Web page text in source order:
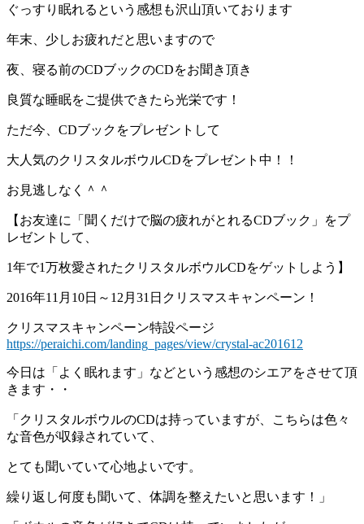
ぐっすり眠れるという感想も沢山頂いております
年末、少しお疲れだと思いますので
夜、寝る前のCDブックのCDをお聞き頂き
良質な睡眠をご提供できたら光栄です！
ただ今、CDブックをプレゼントして
大人気のクリスタルボウルCDをプレゼント中！！
お見逃しなく＾＾
【お友達に「聞くだけで脳の疲れがとれるCDブック」をプ
レゼントして、
1年で1万枚愛されたクリスタルボウルCDをゲットしよう】
2016年11月10日～12月31日クリスマスキャンペーン！
クリスマスキャンペーン特設ページ
https://peraichi.com/landing_pages/view/crystal-ac201612
今日は「よく眠れます」などという感想のシエアをさせて頂
きます・・
「クリスタルボウルのCDは持っていますが、こちらは色々
な音色が収録されていて、
とても聞いていて心地よいです。
繰り返し何度も聞いて、体調を整えたいと思います！」